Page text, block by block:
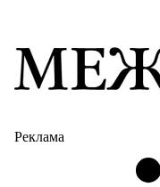
Реклама